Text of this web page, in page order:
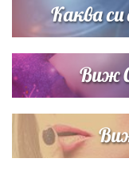
Каква си
Виж